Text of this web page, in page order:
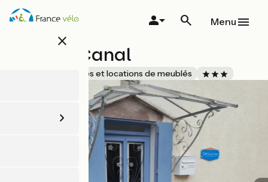
Aller
au
close
Menu
Gîte du Canal
Gîtes et locations de meublés